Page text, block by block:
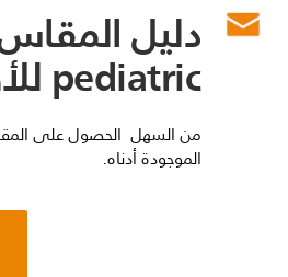
pediatric للأطفال
الموجودة أدناه.